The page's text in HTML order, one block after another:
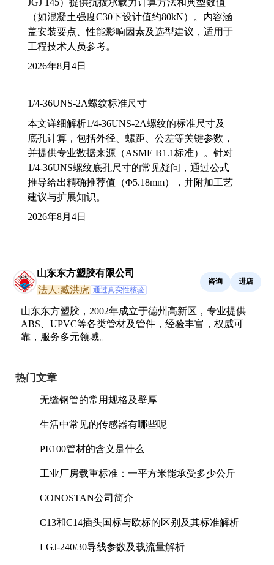
（如混凝土强度C30下设计值约80kN）。内容涵
盖安装要点、性能影响因素及选型建议，适用于
工程技术人员参考。
2026年8月4日
1/4-36UNS-2A螺纹标准尺寸
本文详细解析1/4-36UNS-2A螺纹的标准尺寸及
底孔计算，包括外径、螺距、公差等关键参数，
并提供专业数据来源（ASME B1.1标准）。针对
1/4-36UNS螺纹底孔尺寸的常见疑问，通过公式
推导给出精确推荐值（Φ5.18mm），并附加工艺
建议与扩展知识。
2026年8月4日
山东东方塑胶有限公司
法人:臧洪虎 通过真实性核验
咨询 进店
山东东方塑胶，2002年成立于德州高新区，专业提供
ABS、UPVC等各类管材及管件，经验丰富，权威可
靠，服务多元领域。
热门文章
无缝钢管的常用规格及壁厚
生活中常见的传感器有哪些呢
PE100管材的含义是什么
工业厂房载重标准：一平方米能承受多少公斤
CONOSTAN公司简介
C13和C14插头国标与欧标的区别及其标准解析
LGJ-240/30导线参数及载流量解析